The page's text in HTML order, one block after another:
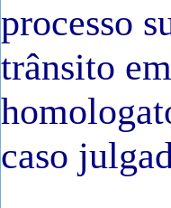
processo
trânsito
caso